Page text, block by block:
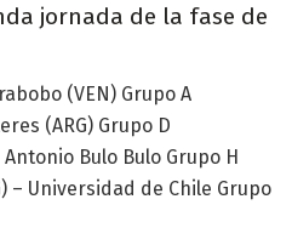
jornada de la fase de
(VEN) Grupo A
(ARG) Grupo D
Bulo Bulo Grupo H
– Universidad de Chile Grupo